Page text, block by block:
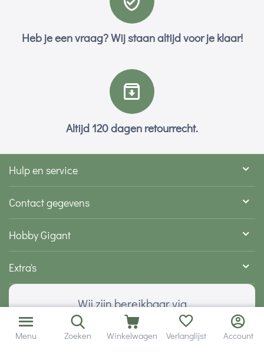
Heb je een vraag? Wij staan altijd voor je klaar!
Altijd 120 dagen retourrecht.
Hulp en service
Contact gegevens
Hobby Gigant
Extra's
Wij zijn bereikbaar via
Menu Zoeken Winkelwagen Verlanglijst Account